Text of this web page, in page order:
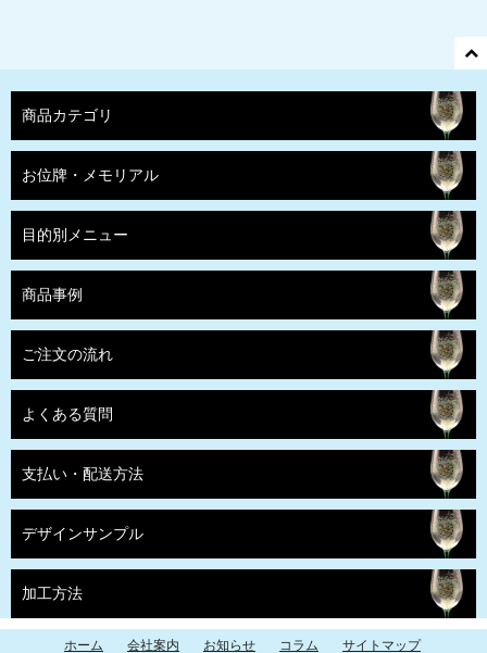
商品カテゴリ
お位牌・メモリアル
目的別メニュー
商品事例
ご注文の流れ
よくある質問
支払い・配送方法
デザインサンプル
加工方法
ホーム 会社案内 お知らせ コラム サイトマップ